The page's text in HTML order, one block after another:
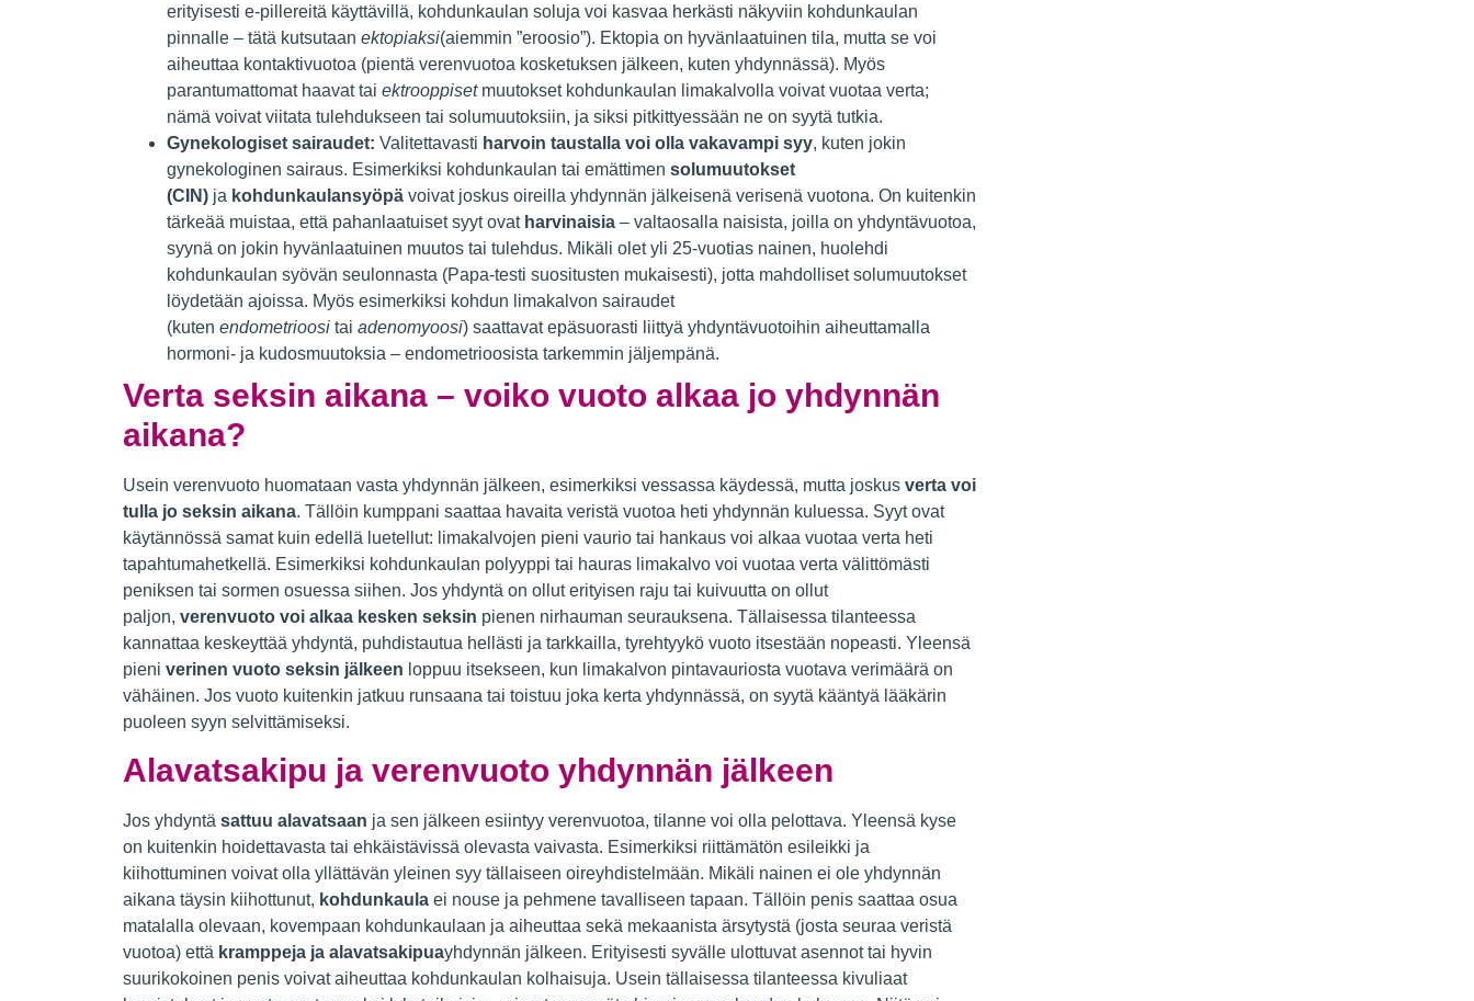
erityisesti e-pillereitä käyttävillä, kohdunkaulan soluja voi kasvaa herkästi näkyviin kohdunkaulan
pinnalle – tätä kutsutaan ektopiaksi(aiemmin ”eroosio”). Ektopia on hyvänlaatuinen tila, mutta se voi
aiheuttaa kontaktivuotoa (pientä verenvuotoa kosketuksen jälkeen, kuten yhdynnässä). Myös
parantumattomat haavat tai ektrooppisetmuutokset kohdunkaulan limakalvolla voivat vuotaa verta;
nämä voivat viitata tulehdukseen tai solumuutoksiin, ja siksi pitkittyessään ne on syytä tutkia.
Gynekologiset sairaudet: Valitettavasti harvoin taustalla voi olla vakavampi syy, kuten jokin
gynekologinen sairaus. Esimerkiksi kohdunkaulan tai emättimen solumuutokset
(CIN) ja kohdunkaulansyöpä voivat joskus oireilla yhdynnän jälkeisenä verisenä vuotona. On kuitenkin
tärkeää muistaa, että pahanlaatuiset syyt ovat harvinaisia – valtaosalla naisista, joilla on yhdyntävuotoa,
syynä on jokin hyvänlaatuinen muutos tai tulehdus. Mikäli olet yli 25-vuotias nainen, huolehdi
kohdunkaulan syövän seulonnasta (Papa-testi suositusten mukaisesti), jotta mahdolliset solumuutokset
löydetään ajoissa. Myös esimerkiksi kohdun limakalvon sairaudet
(kuten endometrioosi tai adenomyoosi) saattavat epäsuorasti liittyä yhdyntävuotoihin aiheuttamalla
hormoni- ja kudosmuutoksia – endometrioosista tarkemmin jäljempänä.
Verta seksin aikana – voiko vuoto alkaa jo yhdynnän
aikana?
Usein verenvuoto huomataan vasta yhdynnän jälkeen, esimerkiksi vessassa käydessä, mutta joskus verta voi
tulla jo seksin aikana. Tällöin kumppani saattaa havaita veristä vuotoa heti yhdynnän kuluessa. Syyt ovat
käytännössä samat kuin edellä luetellut: limakalvojen pieni vaurio tai hankaus voi alkaa vuotaa verta heti
tapahtumahetkellä. Esimerkiksi kohdunkaulan polyyppi tai hauras limakalvo voi vuotaa verta välittömästi
peniksen tai sormen osuessa siihen. Jos yhdyntä on ollut erityisen raju tai kuivuutta on ollut
paljon, verenvuoto voi alkaa kesken seksin pienen nirhauman seurauksena. Tällaisessa tilanteessa
kannattaa keskeyttää yhdyntä, puhdistautua hellästi ja tarkkailla, tyrehtyykö vuoto itsestään nopeasti. Yleensä
pieni verinen vuoto seksin jälkeen loppuu itsekseen, kun limakalvon pintavauriosta vuotava verimäärä on
vähäinen. Jos vuoto kuitenkin jatkuu runsaana tai toistuu joka kerta yhdynnässä, on syytä kääntyä lääkärin
puoleen syyn selvittämiseksi.
Alavatsakipu ja verenvuoto yhdynnän jälkeen
Jos yhdyntä sattuu alavatsaan ja sen jälkeen esiintyy verenvuotoa, tilanne voi olla pelottava. Yleensä kyse
on kuitenkin hoidettavasta tai ehkäistävissä olevasta vaivasta. Esimerkiksi riittämätön esileikki ja
kiihottuminen voivat olla yllättävän yleinen syy tällaiseen oireyhdistelmään. Mikäli nainen ei ole yhdynnän
aikana täysin kiihottunut, kohdunkaula ei nouse ja pehmene tavalliseen tapaan. Tällöin penis saattaa osua
matalalla olevaan, kovempaan kohdunkaulaan ja aiheuttaa sekä mekaanista ärsytystä (josta seuraa veristä
vuotoa) että kramppeja ja alavatsakipuayhdynnän jälkeen. Erityisesti syvälle ulottuvat asennot tai hyvin
suurikokoinen penis voivat aiheuttaa kohdunkaulan kolhaisuja. Usein tällaisessa tilanteessa kivuliaat